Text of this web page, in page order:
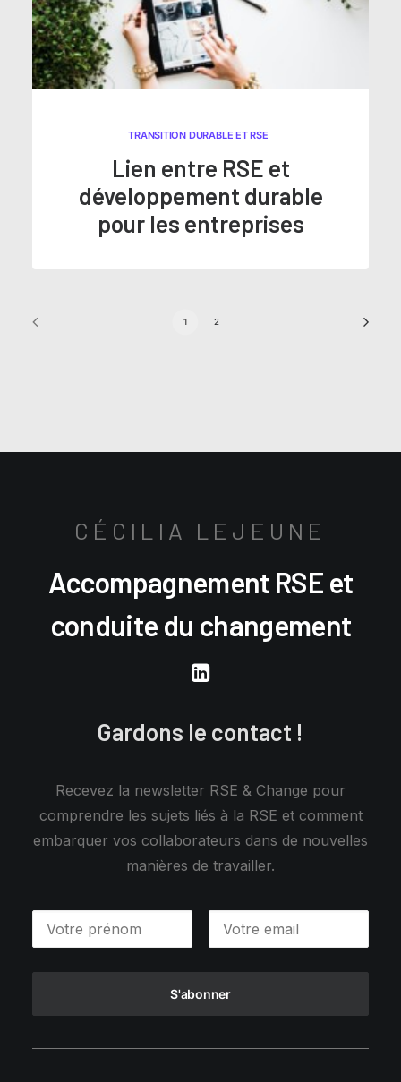
TRANSITION DURABLE ET RSE
Lien entre RSE et
développement durable
pour les entreprises
1 2
CÉCILIA LEJEUNE
Accompagnement RSE et
conduite du changement
Gardons le contact !
Recevez la newsletter RSE & Change pour
comprendre les sujets liés à la RSE et comment
embarquer vos collaborateurs dans de nouvelles
manières de travailler.